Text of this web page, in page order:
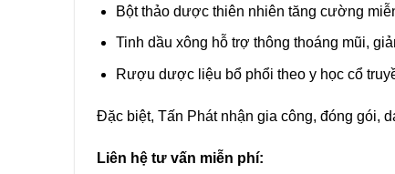
Bột thảo dược thiên nhiên tăng cường
Tinh dầu xông hỗ trợ thông thoáng mũi,
Rượu dược liệu bổ phổi theo y học cổ
Đặc biệt, Tấn Phát nhận gia công, đóng gói,
Liên hệ tư vấn miễn phí: